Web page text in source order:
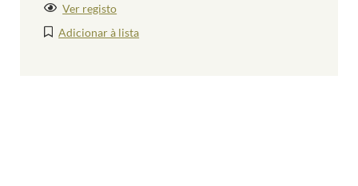
Ver registo
Adicionar à lista